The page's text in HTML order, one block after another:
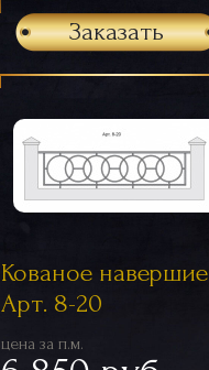
Заказать
Кованое навершие
Арт. 8-20
цена за п.м.